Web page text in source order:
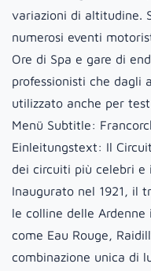
variazioni di altitudine.
numerosi eventi
Ore di Spa e gare di
professionisti che dagli
utilizzato anche per
Menü Subtitle:
Einleitungstext: Il
dei circuiti più celebri e
Inaugurato nel 1921, il
le colline delle Ardenne
come Eau Rouge,
combinazione unica di